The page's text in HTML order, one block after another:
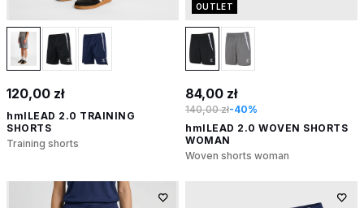
120,00 zł
hmlLEAD 2.0 TRAINING
SHORTS
Training shorts
OUTLET
84,00 zł
140,00 zł-40%
hmlLEAD 2.0 WOVEN SHORTS
WOMAN
Woven shorts woman